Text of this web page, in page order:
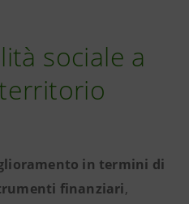
sociale a
in termini di
finanziari,